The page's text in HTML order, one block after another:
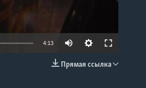
4:13
Прямая ссылка